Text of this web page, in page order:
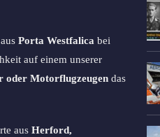
aus Porta Westfalica bei
auf einem unserer
oder Motorflugzeugen das
aus Herford,